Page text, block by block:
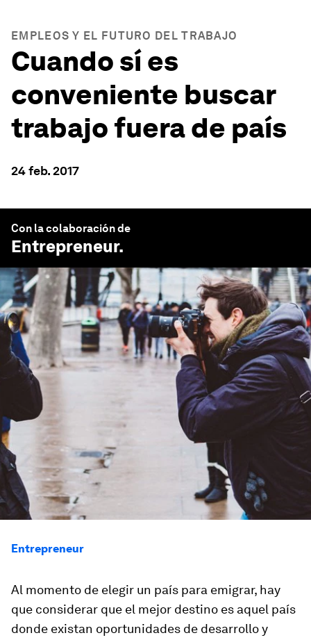
EMPLEOS Y EL FUTURO DEL TRABAJO
Cuando sí es
conveniente buscar
trabajo fuera de país
24 feb. 2017
Con la colaboración de
Entrepreneur.
Entrepreneur
Al momento de elegir un país para emigrar, hay
que considerar que el mejor destino es aquel país
donde existan oportunidades de desarrollo y